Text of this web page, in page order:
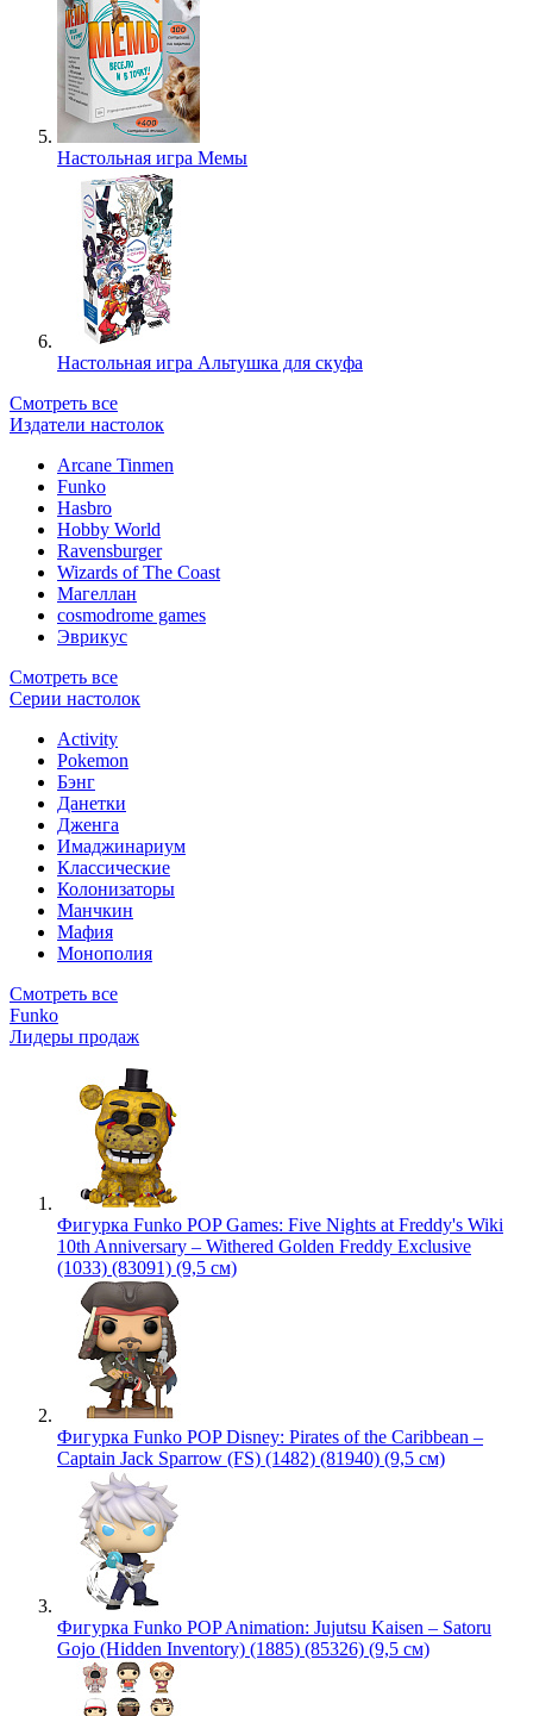
Настольная игра Мемы
Настольная игра Альтушка для скуфа
Смотреть все
Издатели настолок
Arcane Tinmen
Funko
Hasbro
Hobby World
Ravensburger
Wizards of The Coast
Магеллан
сosmodrome games
Эврикус
Смотреть все
Серии настолок
Activity
Pokemon
Бэнг
Данетки
Дженга
Имаджинариум
Классические
Колонизаторы
Манчкин
Мафия
Монополия
Смотреть все
Funko
Лидеры продаж
Фигурка Funko POP Games: Five Nights at Freddy's Wiki
10th Anniversary – Withered Golden Freddy Exclusive
(1033) (83091) (9,5 см)
Фигурка Funko POP Disney: Pirates of the Caribbean –
Captain Jack Sparrow (FS) (1482) (81940) (9,5 см)
Фигурка Funko POP Animation: Jujutsu Kaisen – Satoru
Gojo (Hidden Inventory) (1885) (85326) (9,5 см)